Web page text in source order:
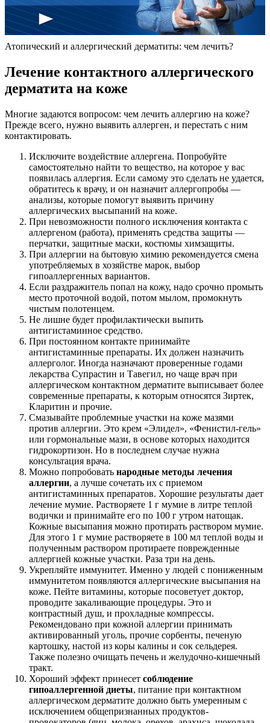
Атопический и аллергический дерматиты: чем лечить?
Лечение контактного аллергического
дерматита на коже
Многие задаются вопросом: чем лечить аллергию на коже?
Прежде всего, нужно выявить аллерген, и перестать с ним
контактировать.
Исключите воздействие аллергена. Попробуйте
самостоятельно найти то вещество, на которое у вас
появилась аллергия. Если самому это сделать не удается,
обратитесь к врачу, и он назначит аллергопробы —
анализы, которые помогут выявить причину
аллергических высыпаний на коже.
При невозможности полного исключения контакта с
аллергеном (работа), применять средства защиты —
перчатки, защитные маски, костюмы химзащиты.
При аллергии на бытовую химию рекомендуется смена
употребляемых в хозяйстве марок, выбор
гипоаллергенных вариантов.
Если раздражитель попал на кожу, надо срочно промыть
место проточной водой, потом мылом, промокнуть
чистым полотенцем.
Не лишне будет профилактически выпить
антигистаминное средство.
При постоянном контакте принимайте
антигистаминные препараты. Их должен назначить
аллерголог. Иногда назначают проверенные годами
лекарства Супрастин и Тавегил, но чаще врач при
аллергическом контактном дерматите выписывает более
современные препараты, к которым относятся Зиртек,
Кларитин и прочие.
Смазывайте проблемные участки на коже мазями
против аллергии. Это крем «Элидел», «Фенистил-гель»
или гормональные мази, в основе которых находится
гидрокортизон. Но в последнем случае нужна
консультация врача.
Можно попробовать народные методы лечения
аллергии, а лучше сочетать их с приемом
антигистаминных препаратов. Хорошие результаты дает
лечение мумие. Растворяете 1 г мумие в литре теплой
водички и принимайте его по 100 г утром натощак.
Кожные высыпания можно протирать раствором мумие.
Для этого 1 г мумие растворяете в 100 мл теплой воды и
полученным раствором протираете поврежденные
аллергией кожные участки. Раза три на день.
Укрепляйте иммунитет. Именно у людей с пониженным
иммунитетом появляются аллергические высыпания на
коже. Пейте витамины, которые посоветует доктор,
проводите закаливающие процедуры. Это и
контрастный душ, и прохладные компрессы.
Рекомендовано при кожной аллергии принимать
активированный уголь, прочие сорбенты, печеную
картошку, настой из коры калины и сок сельдерея.
Также полезно очищать печень и желудочно-кишечный
тракт.
Хороший эффект принесет соблюдение
гипоаллергенной диеты, питание при контактном
аллергическом дерматите должно быть умеренным с
исключением общепризнанных продуктов-